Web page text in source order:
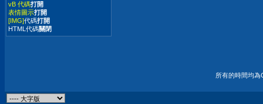
vB 代碼打開
表情圖示打開
[IMG]代碼打開
HTML代碼關閉
所有的時間均為